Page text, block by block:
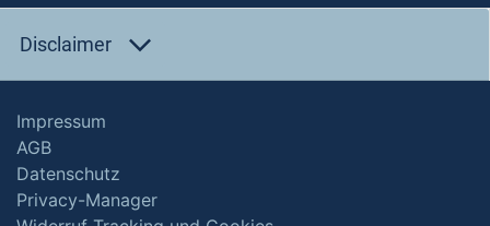
Disclaimer
Impressum
AGB
Datenschutz
Privacy-Manager